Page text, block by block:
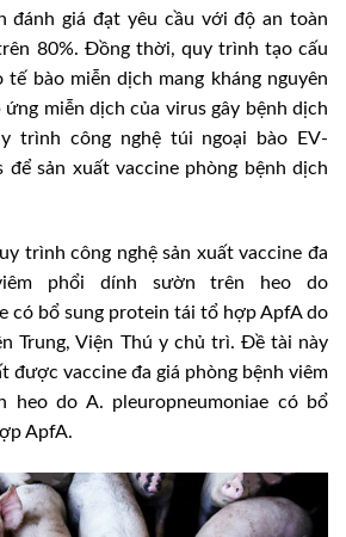
đánh giá đạt yêu cầu với độ an toàn
80%. Đồng thời, quy trình tạo cấu
tế bào miễn dịch mang kháng nguyên
ứng miễn dịch của virus gây bệnh dịch
trình công nghệ túi ngoại bào EV-
để sản xuất vaccine phòng bệnh dịch
trình công nghệ sản xuất vaccine đa
phổi dính sườn trên heo do
có bổ sung protein tái tổ hợp ApfA do
Trung, Viện Thú y chủ trì. Đề tài này
được vaccine đa giá phòng bệnh viêm
heo do A. pleuropneumoniae có bổ
ApfA.